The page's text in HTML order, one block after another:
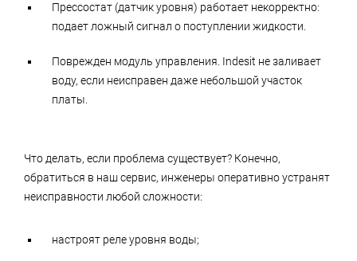
Прессостат (датчик уровня) работает некорректно:
подает ложный сигнал о поступлении жидкости.
Поврежден модуль управления. Indesit не заливает
воду, если неисправен даже небольшой участок
платы.
Что делать, если проблема существует? Конечно,
обратиться в наш сервис, инженеры оперативно устранят
неисправности любой сложности:
настроят реле уровня воды;